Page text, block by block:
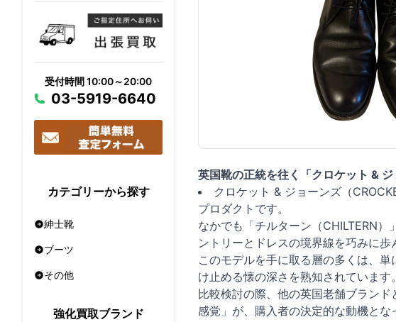
受付時間 10:00～20:00
03-5919-6640
カテゴリーから探す
紳士靴
ブーツ
その他
強化買取ブランド
英国靴の正統を往く「クロケット &
クロケット & ジョーンズ（
プロダクトです。
なかでも「チルターン（CHILTERN
ントリーとドレスの境界線を巧みに歩
このモデルを手に取る層の多くは、
け止める懐の深さを熟知されています。
比較検討の際、他の英国老舗ブラン
感覚」が、購入者の決定的な動機とな